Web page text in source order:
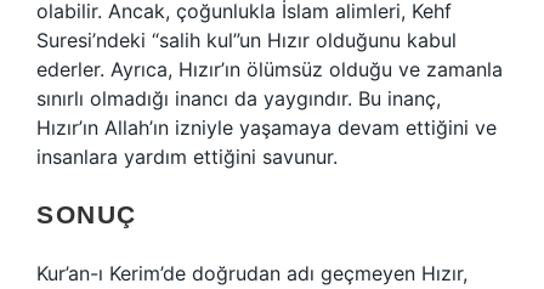
olabilir. Ancak, çoğunlukla İslam alimleri, Kehf
Suresi’ndeki “salih kul”un Hızır olduğunu kabul
ederler. Ayrıca, Hızır’ın ölümsüz olduğu ve zamanla
sınırlı olmadığı inancı da yaygındır. Bu inanç,
Hızır’ın Allah’ın izniyle yaşamaya devam ettiğini ve
insanlara yardım ettiğini savunur.
SONUÇ
Kur’an-ı Kerim’de doğrudan adı geçmeyen Hızır,